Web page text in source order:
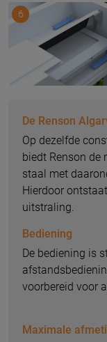
6
De Renson
Op dezelfde
biedt Renson de
staal met
Hierdoor
uitstraling.
Bediening
De bediening is
voorbereid voor
Maximale